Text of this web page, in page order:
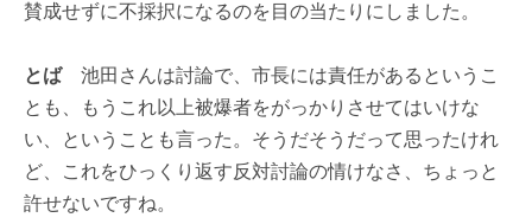
賛成せずに不採択になるのを目の当たりにしました。
とば池田さんは討論で、市長には責任があるというこ
とも、もうこれ以上被爆者をがっかりさせてはいけな
い、ということも言った。そうだそうだって思ったけれ
ど、これをひっくり返す反対討論の情けなさ、ちょっと
許せないですね。